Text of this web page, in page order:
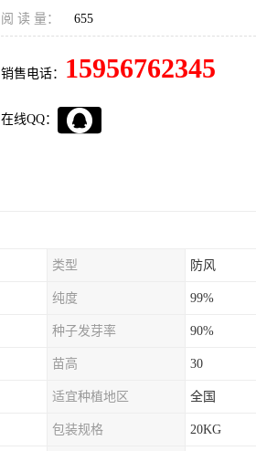
阅 读 量： 655
销售电话： 15956762345
在线QQ：
类型 防风
纯度 99%
种子发芽率 90%
苗高 30
适宜种植地区 全国
包装规格 20KG